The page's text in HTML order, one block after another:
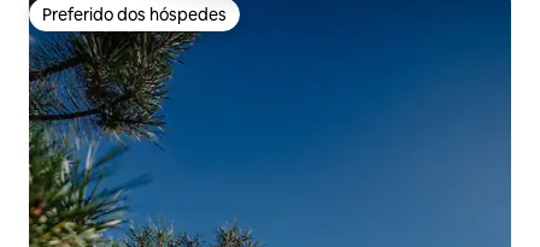
Preferido dos hóspedes
Preferido dos hóspedes